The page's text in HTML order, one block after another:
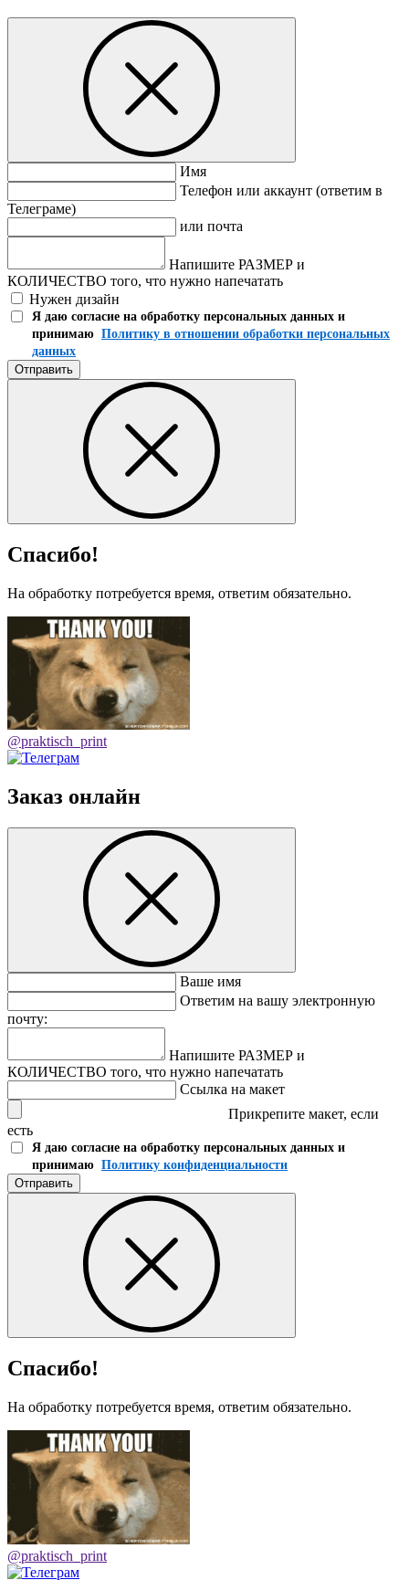
Имя
Телефон или аккаунт (ответим в
Телеграме)
или почта
Напишите РАЗМЕР и
КОЛИЧЕСТВО того, что нужно напечатать
Нужен дизайн
Я даю согласие на обработку персональных данных и
принимаю Политику в отношении обработки персональных
данных
Отправить
Спасибо!
На обработку потребуется время, ответим обязательно.
@praktisch_print
Заказ онлайн
Ваше имя
Ответим на вашу электронную
почту:
Напишите РАЗМЕР и
КОЛИЧЕСТВО того, что нужно напечатать
Ссылка на макет
Прикрепите макет, если
есть
Я даю согласие на обработку персональных данных и
принимаю Политику конфиденциальности
Отправить
Спасибо!
На обработку потребуется время, ответим обязательно.
@praktisch_print